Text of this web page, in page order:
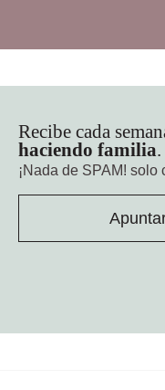
Recibe cada
haciendo familia
¡Nada de SPAM! solo